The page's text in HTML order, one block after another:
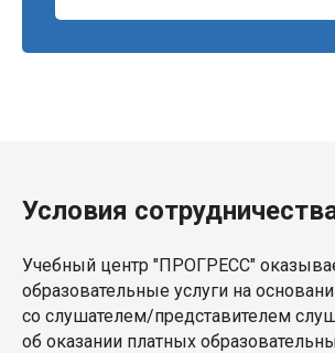
Условия
Учебный центр "ПРОГРЕСС"
образовательные услуги на
со слушателем/представителем
об оказании платных